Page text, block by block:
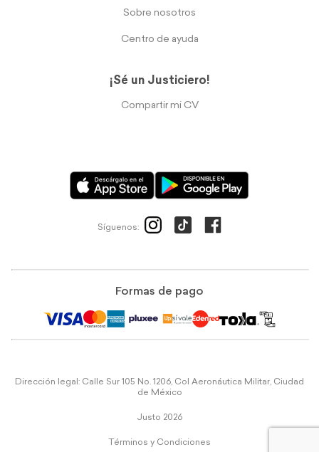
Sobre nosotros
Centro de ayuda
¡Sé un Justiciero!
Compartir mi CV
Síguenos:
Formas de pago
Dirección legal: Calle Sur 105 No. 1206, Col Aeronáutica Militar, Ciudad
de México
Justo 2026
Términos y Condiciones